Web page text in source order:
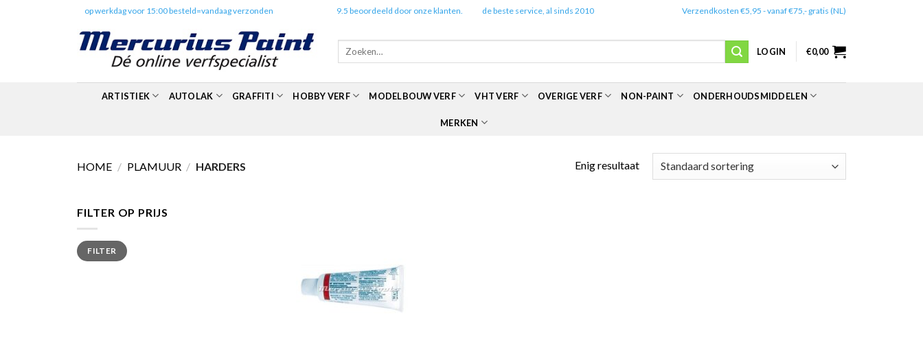
op werkdag voor 15:00 besteld=vandaag verzonden 9.5 beoordeeld door onze klanten. de beste service, al sinds 2010 Verzendkosten €5,95 - vanaf €75,- gratis (NL)
Zoeken
LOGIN €0,00
ARTISTIEK AUTOLAK GRAFFITI HOBBY VERF MODELBOUW VERF VHT VERF OVERIGE VERF NON-PAINT ONDERHOUDSMIDDELEN
MERKEN
HOME / PLAMUUR / HARDERS Enig resultaat
FILTER OP PRIJS
Min.
prijs
Max.
prijsFILTER